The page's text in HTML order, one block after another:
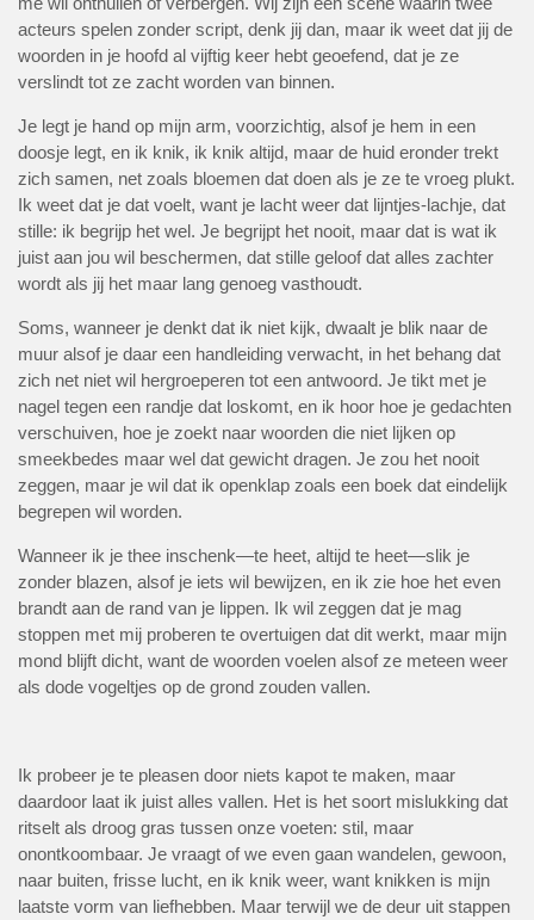
acteurs spelen zonder script, denk jij dan, maar ik weet dat jij de
woorden in je hoofd al vijftig keer hebt geoefend, dat je ze
verslindt tot ze zacht worden van binnen.
Je legt je hand op mijn arm, voorzichtig, alsof je hem in een
doosje legt, en ik knik, ik knik altijd, maar de huid eronder trekt
zich samen, net zoals bloemen dat doen als je ze te vroeg plukt.
Ik weet dat je dat voelt, want je lacht weer dat lijntjes-lachje, dat
stille: ik begrijp het wel. Je begrijpt het nooit, maar dat is wat ik
juist aan jou wil beschermen, dat stille geloof dat alles zachter
wordt als jij het maar lang genoeg vasthoudt.
Soms, wanneer je denkt dat ik niet kijk, dwaalt je blik naar de
muur alsof je daar een handleiding verwacht, in het behang dat
zich net niet wil hergroeperen tot een antwoord. Je tikt met je
nagel tegen een randje dat loskomt, en ik hoor hoe je gedachten
verschuiven, hoe je zoekt naar woorden die niet lijken op
smeekbedes maar wel dat gewicht dragen. Je zou het nooit
zeggen, maar je wil dat ik openklap zoals een boek dat eindelijk
begrepen wil worden.
Wanneer ik je thee inschenk—te heet, altijd te heet—slik je
zonder blazen, alsof je iets wil bewijzen, en ik zie hoe het even
brandt aan de rand van je lippen. Ik wil zeggen dat je mag
stoppen met mij proberen te overtuigen dat dit werkt, maar mijn
mond blijft dicht, want de woorden voelen alsof ze meteen weer
als dode vogeltjes op de grond zouden vallen.
Ik probeer je te pleasen door niets kapot te maken, maar
daardoor laat ik juist alles vallen. Het is het soort mislukking dat
ritselt als droog gras tussen onze voeten: stil, maar
onontkoombaar. Je vraagt of we even gaan wandelen, gewoon,
naar buiten, frisse lucht, en ik knik weer, want knikken is mijn
laatste vorm van liefhebben. Maar terwijl we de deur uit stappen